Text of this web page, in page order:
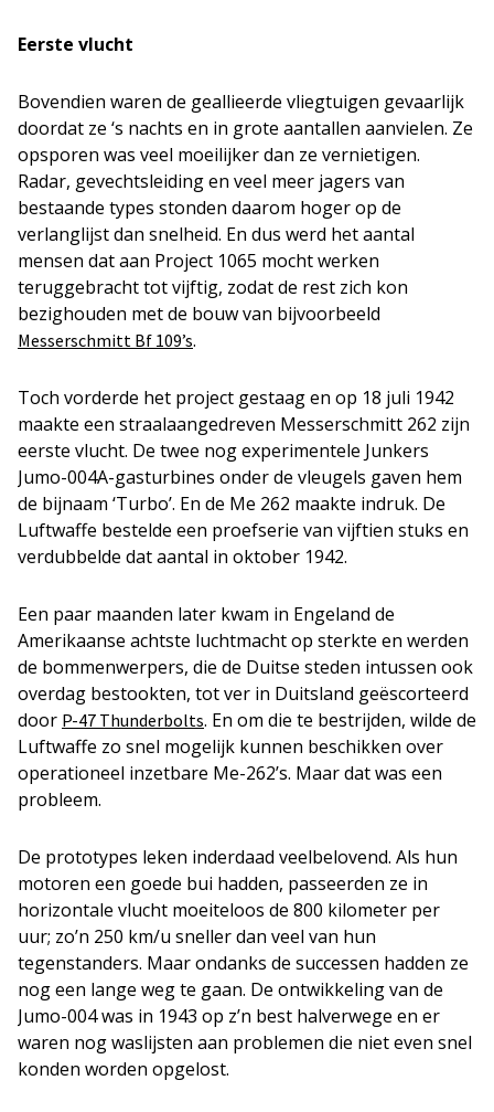
Eerste vlucht
Bovendien waren de geallieerde vliegtuigen gevaarlijk
doordat ze ‘s nachts en in grote aantallen aanvielen. Ze
opsporen was veel moeilijker dan ze vernietigen.
Radar, gevechtsleiding en veel meer jagers van
bestaande types stonden daarom hoger op de
verlanglijst dan snelheid. En dus werd het aantal
mensen dat aan Project 1065 mocht werken
teruggebracht tot vijftig, zodat de rest zich kon
bezighouden met de bouw van bijvoorbeeld
Messerschmitt Bf 109’s.
Toch vorderde het project gestaag en op 18 juli 1942
maakte een straalaangedreven Messerschmitt 262 zijn
eerste vlucht. De twee nog experimentele Junkers
Jumo-004A-gasturbines onder de vleugels gaven hem
de bijnaam ‘Turbo’. En de Me 262 maakte indruk. De
Luftwaffe bestelde een proefserie van vijftien stuks en
verdubbelde dat aantal in oktober 1942.
Een paar maanden later kwam in Engeland de
Amerikaanse achtste luchtmacht op sterkte en werden
de bommenwerpers, die de Duitse steden intussen ook
overdag bestookten, tot ver in Duitsland geëscorteerd
door P-47 Thunderbolts. En om die te bestrijden, wilde de
Luftwaffe zo snel mogelijk kunnen beschikken over
operationeel inzetbare Me-262’s. Maar dat was een
probleem.
De prototypes leken inderdaad veelbelovend. Als hun
motoren een goede bui hadden, passeerden ze in
horizontale vlucht moeiteloos de 800 kilometer per
uur; zo’n 250 km/u sneller dan veel van hun
tegenstanders. Maar ondanks de successen hadden ze
nog een lange weg te gaan. De ontwikkeling van de
Jumo-004 was in 1943 op z’n best halverwege en er
waren nog waslijsten aan problemen die niet even snel
konden worden opgelost.